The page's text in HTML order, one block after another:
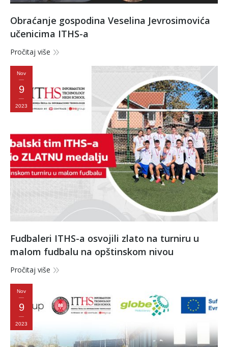
Obraćanje gospodina Veselina Jevrosimovića
učenicima ITHS-a
Pročitaj više
Nov
9
2023
Fudbaleri ITHS-a osvojili zlato na turniru u
malom fudbalu na opštinskom nivou
Pročitaj više
Nov
9
2023